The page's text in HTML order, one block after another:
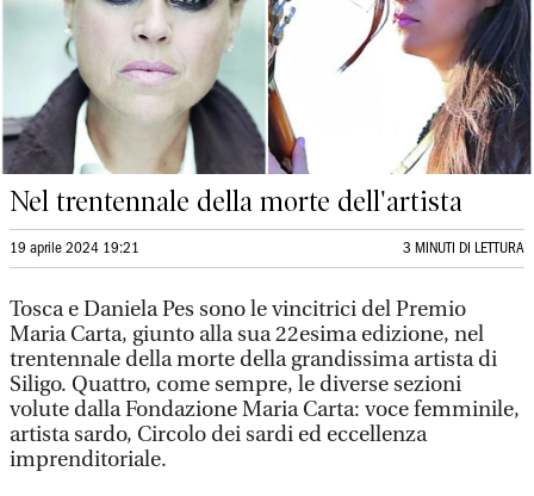
Nel trentennale della morte dell'artista
19 aprile 2024 19:21 3 MINUTI DI LETTURA
Tosca e Daniela Pes sono le vincitrici del Premio
Maria Carta, giunto alla sua 22esima edizione, nel
trentennale della morte della grandissima artista di
Siligo. Quattro, come sempre, le diverse sezioni
volute dalla Fondazione Maria Carta: voce femminile,
artista sardo, Circolo dei sardi ed eccellenza
imprenditoriale.